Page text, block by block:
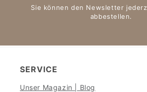
Sie können den Newsletter
abbestellen.
SERVICE
Unser Magazin | Blog